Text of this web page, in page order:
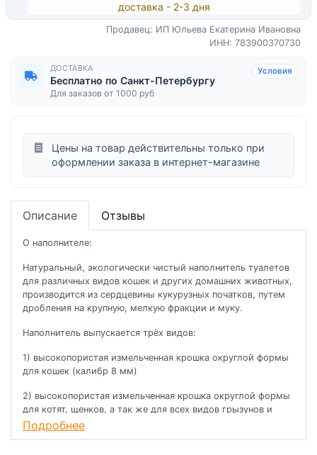
доставка - 2-3 дня
Продавец: ИП Юльева Екатерина Ивановна
ИНН: 783900370730
ДОСТАВКА
Бесплатно по Санкт-Петербургу
Для заказов от 1000 руб
Условия
Цены на товар действительны только при
оформлении заказа в интернет-магазине
Описание Отзывы
О наполнителе:
Натуральный, экологически чистый наполнитель туалетов
для различных видов кошек и других домашних животных,
производится из сердцевины кукурузных початков, путем
дробления на крупную, мелкую фракции и муку.
Наполнитель выпускается трёх видов:
1) высокопористая измельченная крошка округлой формы
для кошек (калибр 8 мм)
2) высокопористая измельченная крошка округлой формы
для котят, щенков, а так же для всех видов грызунов и
птиц (калибр 4 мм)
Подробнее